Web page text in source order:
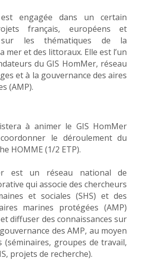
est engagée dans un certain
français, européens et
sur les thématiques de la
mer et des littoraux. Elle est l’un
du GIS HomMer, réseau
et à la gouvernance des aires
(AMP).
à animer le GIS HomMer
le déroulement du
HOMME (1/2 ETP).
est un réseau national de
qui associe des chercheurs
et sociales (SHS) et des
marines protégées (AMP)
diffuser des connaissances sur
des AMP, au moyen
(séminaires, groupes de travail,
projets de recherche).